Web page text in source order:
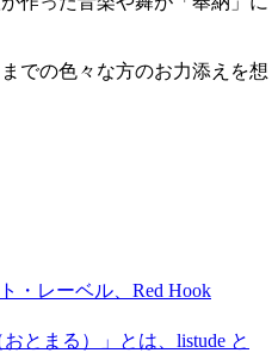
での色々な方のお力添えを想
・レーベル、Red Hook
とまる）」とは、listude と